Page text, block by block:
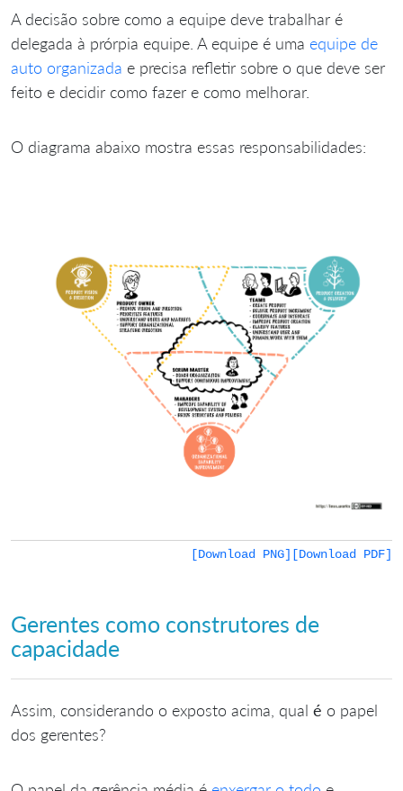
A decisão sobre como a equipe deve trabalhar é
delegada à prórpia equipe. A equipe é uma equipe de
auto organizada e precisa refletir sobre o que deve ser
feito e decidir como fazer e como melhorar.
O diagrama abaixo mostra essas responsabilidades:
[Download PDF]
[Download PNG]
Gerentes como construtores de
capacidade
Assim, considerando o exposto acima, qual é o papel
dos gerentes?